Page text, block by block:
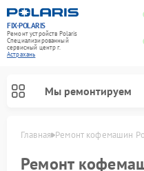
FIX-POLARIS
Ремонт устройств Polaris
Специализированный
cервисный центр г.
Астрахань
Мы ремонтируем
Главная Ремонт кофемашин
Ремонт